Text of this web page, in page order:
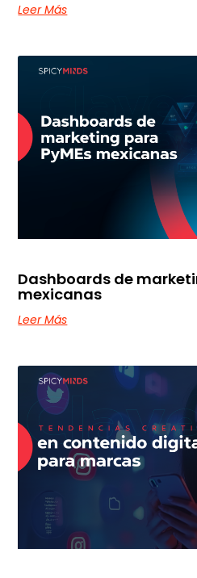
Leer Más
Dashboards de
mexicanas
Leer Más